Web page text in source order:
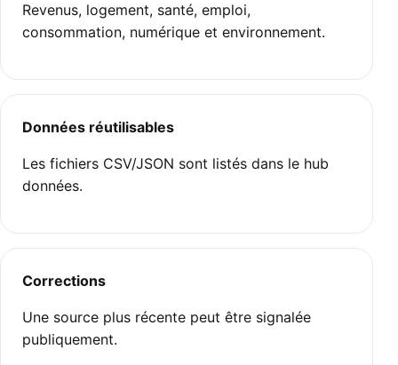
Revenus, logement, santé, emploi,
consommation, numérique et environnement.
Données réutilisables
Les fichiers CSV/JSON sont listés dans le hub
données.
Corrections
Une source plus récente peut être signalée
publiquement.